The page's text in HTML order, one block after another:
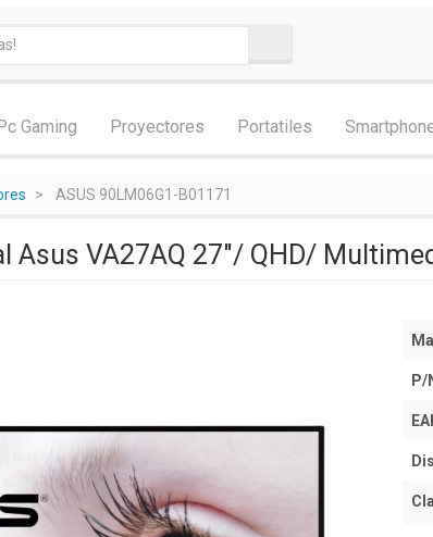
Gaming Proyectores Portatiles
ASUS 90LM06G1-B01171
Asus VA27AQ 27"/ QHD/
P/